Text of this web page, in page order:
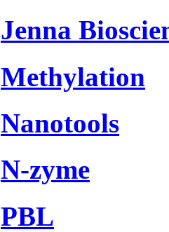
Jenna
Methylation
Nanotools
N-zyme
PBL